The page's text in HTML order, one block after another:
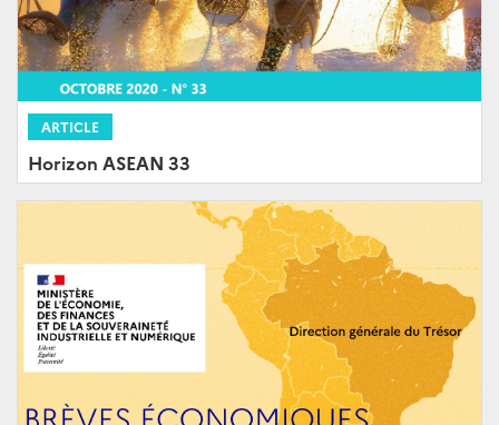
ARTICLE
Horizon ASEAN 33